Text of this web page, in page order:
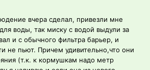
вчера сделал, привезли мне
воды, так миску с водой выдули за
и с обычного фильтра барьер, и
не пьют. Причем удивительно,что они
(т.к. к кормушкам надо метр